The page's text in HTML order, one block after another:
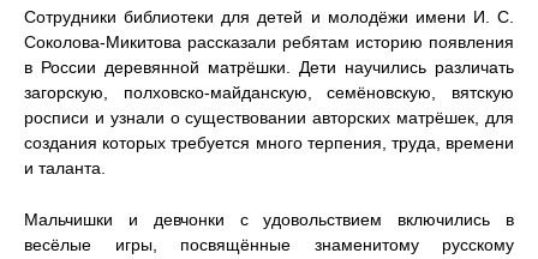
Сотрудники библиотеки для детей и молодёжи имени И. С.
Соколова-Микитова рассказали ребятам историю появления
в России деревянной матрёшки. Дети научились различать
загорскую, полховско-майданскую, семёновскую, вятскую
росписи и узнали о существовании авторских матрёшек, для
создания которых требуется много терпения, труда, времени
и таланта.
Мальчишки и девчонки с удовольствием включились в
весёлые игры, посвящённые знаменитому русскому